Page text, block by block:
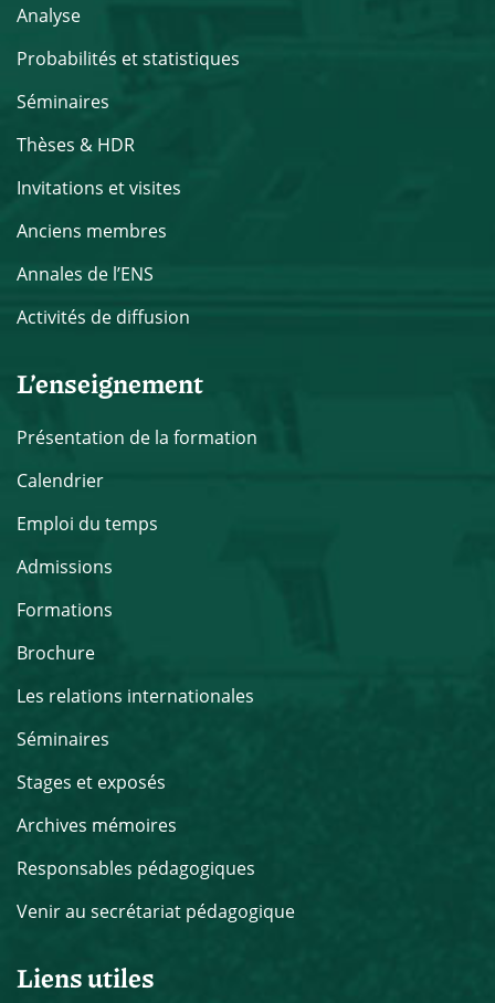
Analyse
Probabilités et statistiques
Séminaires
Thèses & HDR
Invitations et visites
Anciens membres
Annales de l’ENS
Activités de diffusion
L’enseignement
Présentation de la formation
Calendrier
Emploi du temps
Admissions
Formations
Brochure
Les relations internationales
Séminaires
Stages et exposés
Archives mémoires
Responsables pédagogiques
Venir au secrétariat pédagogique
Liens utiles